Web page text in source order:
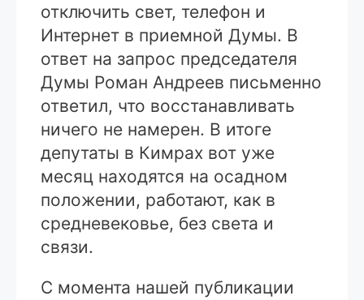
отключить свет, телефон и
Интернет в приемной Думы. В
ответ на запрос председателя
Думы Роман Андреев письменно
ответил, что восстанавливать
ничего не намерен. В итоге
депутаты в Кимрах вот уже
месяц находятся на осадном
положении, работают, как в
средневековье, без света и
связи.
С момента нашей публикации